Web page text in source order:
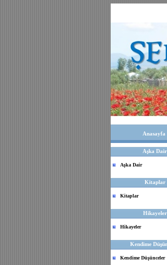
Anasayfa
Aşka Dair
Aşka Dair
Kitaplar
Kitaplar
Hikayeler
Hikayeler
Kendime
Kendime Düşünceler